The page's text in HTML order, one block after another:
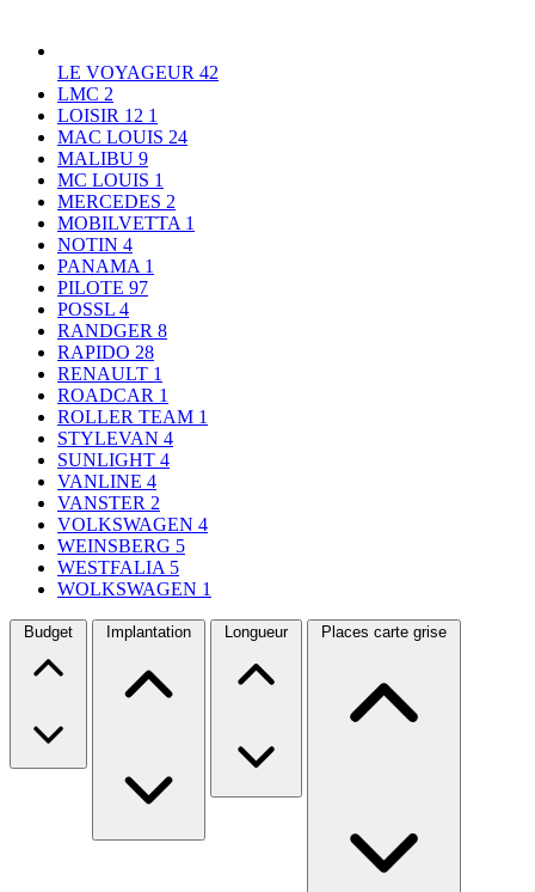
LE VOYAGEUR 42
LMC 2
LOISIR 12 1
MAC LOUIS 24
MALIBU 9
MC LOUIS 1
MERCEDES 2
MOBILVETTA 1
NOTIN 4
PANAMA 1
PILOTE 97
POSSL 4
RANDGER 8
RAPIDO 28
RENAULT 1
ROADCAR 1
ROLLER TEAM 1
STYLEVAN 4
SUNLIGHT 4
VANLINE 4
VANSTER 2
VOLKSWAGEN 4
WEINSBERG 5
WESTFALIA 5
WOLKSWAGEN 1
Budget Implantation Longueur Places carte grise